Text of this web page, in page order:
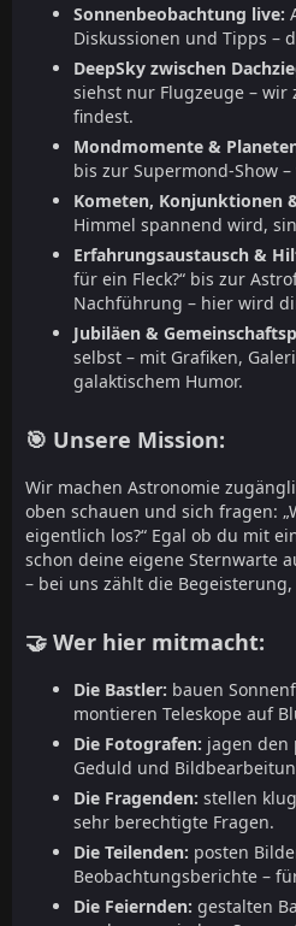
Sonnenbeobachtung live:
Diskussionen und Tipps –
DeepSky zwischen
siehst nur Flugzeuge – wir
findest.
Mondmomente &
bis zur Supermond-Show
Kometen, Konjunktionen
Himmel spannend wird,
Erfahrungsaustausch &
für ein Fleck?“ bis zur
Nachführung – hier wird
Jubiläen &
selbst – mit Grafiken,
galaktischem Humor.
🎯 Unsere Mission:
Wir machen Astronomie
oben schauen und sich fragen:
eigentlich los?“ Egal ob du mit
schon deine eigene Sternwarte
– bei uns zählt die
🤝 Wer hier mitmacht:
Die Bastler: bauen
montieren Teleskope auf
Die Fotografen: jagen den
Geduld und
Die Fragenden: stellen
sehr berechtigte Fragen.
Die Teilenden: posten
Beobachtungsberichte –
Die Feiernden: gestalten